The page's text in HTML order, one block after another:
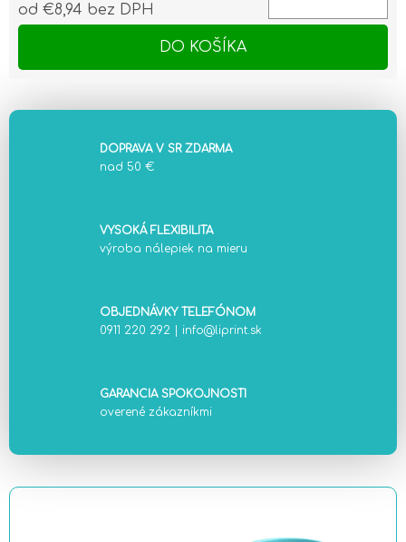
od €8,94 bez DPH
DO KOŠÍKA
DOPRAVA V SR ZDARMA
nad 50 €
VYSOKÁ FLEXIBILITA
výroba nálepiek na mieru
OBJEDNÁVKY TELEFÓNOM
0911 220 292
info@liprint.sk
GARANCIA SPOKOJNOSTI
overené zákazníkmi